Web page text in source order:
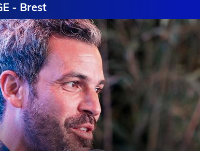
en mer
FLASH INFO
- Brest